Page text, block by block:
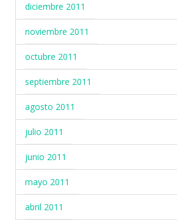
diciembre 2011
noviembre 2011
octubre 2011
septiembre 2011
agosto 2011
julio 2011
junio 2011
mayo 2011
abril 2011